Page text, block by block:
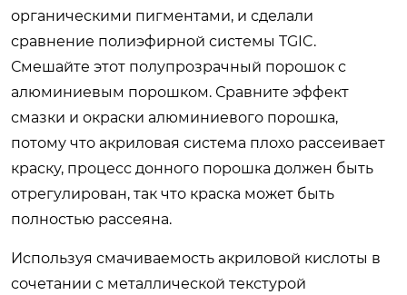
органическими пигментами, и сделали
сравнение полиэфирной системы TGIC.
Смешайте этот полупрозрачный порошок с
алюминиевым порошком. Сравните эффект
смазки и окраски алюминиевого порошка,
потому что акриловая система плохо рассеивает
краску, процесс донного порошка должен быть
отрегулирован, так что краска может быть
полностью рассеяна.
Используя смачиваемость акриловой кислоты в
сочетании с металлической текстурой